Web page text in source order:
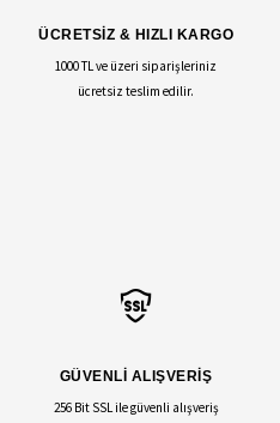
ÜCRETSİZ & HIZLI KARGO
1000 TL ve üzeri siparişleriniz
ücretsiz teslim edilir.
GÜVENLİ ALIŞVERİŞ
256 Bit SSL ile güvenli alışveriş